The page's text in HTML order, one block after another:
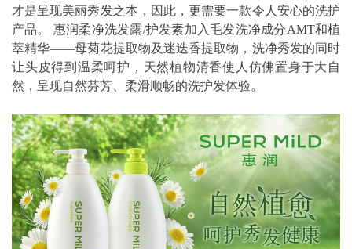
才是呈现美丽秀发之本，因此，更需要一款令人安心的洗护
产品。 惠润柔净洗发露/护发素加入毛发洗净成分AMT和植
萃精华——母菊花提取物及迷迭香提取物，洗净秀发的同时
让头皮得到温柔呵护，天然植物清香使人仿佛置身于大自
然，呈现自然芬芳、柔滑顺畅的洗护发体验。